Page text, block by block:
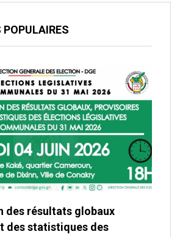
des résultats globaux
des statistiques des